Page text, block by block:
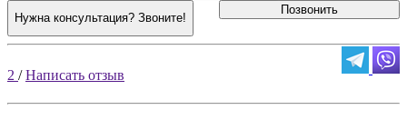
Нужна консультация? Звоните!
Позвонить
2 /Написать отзыв